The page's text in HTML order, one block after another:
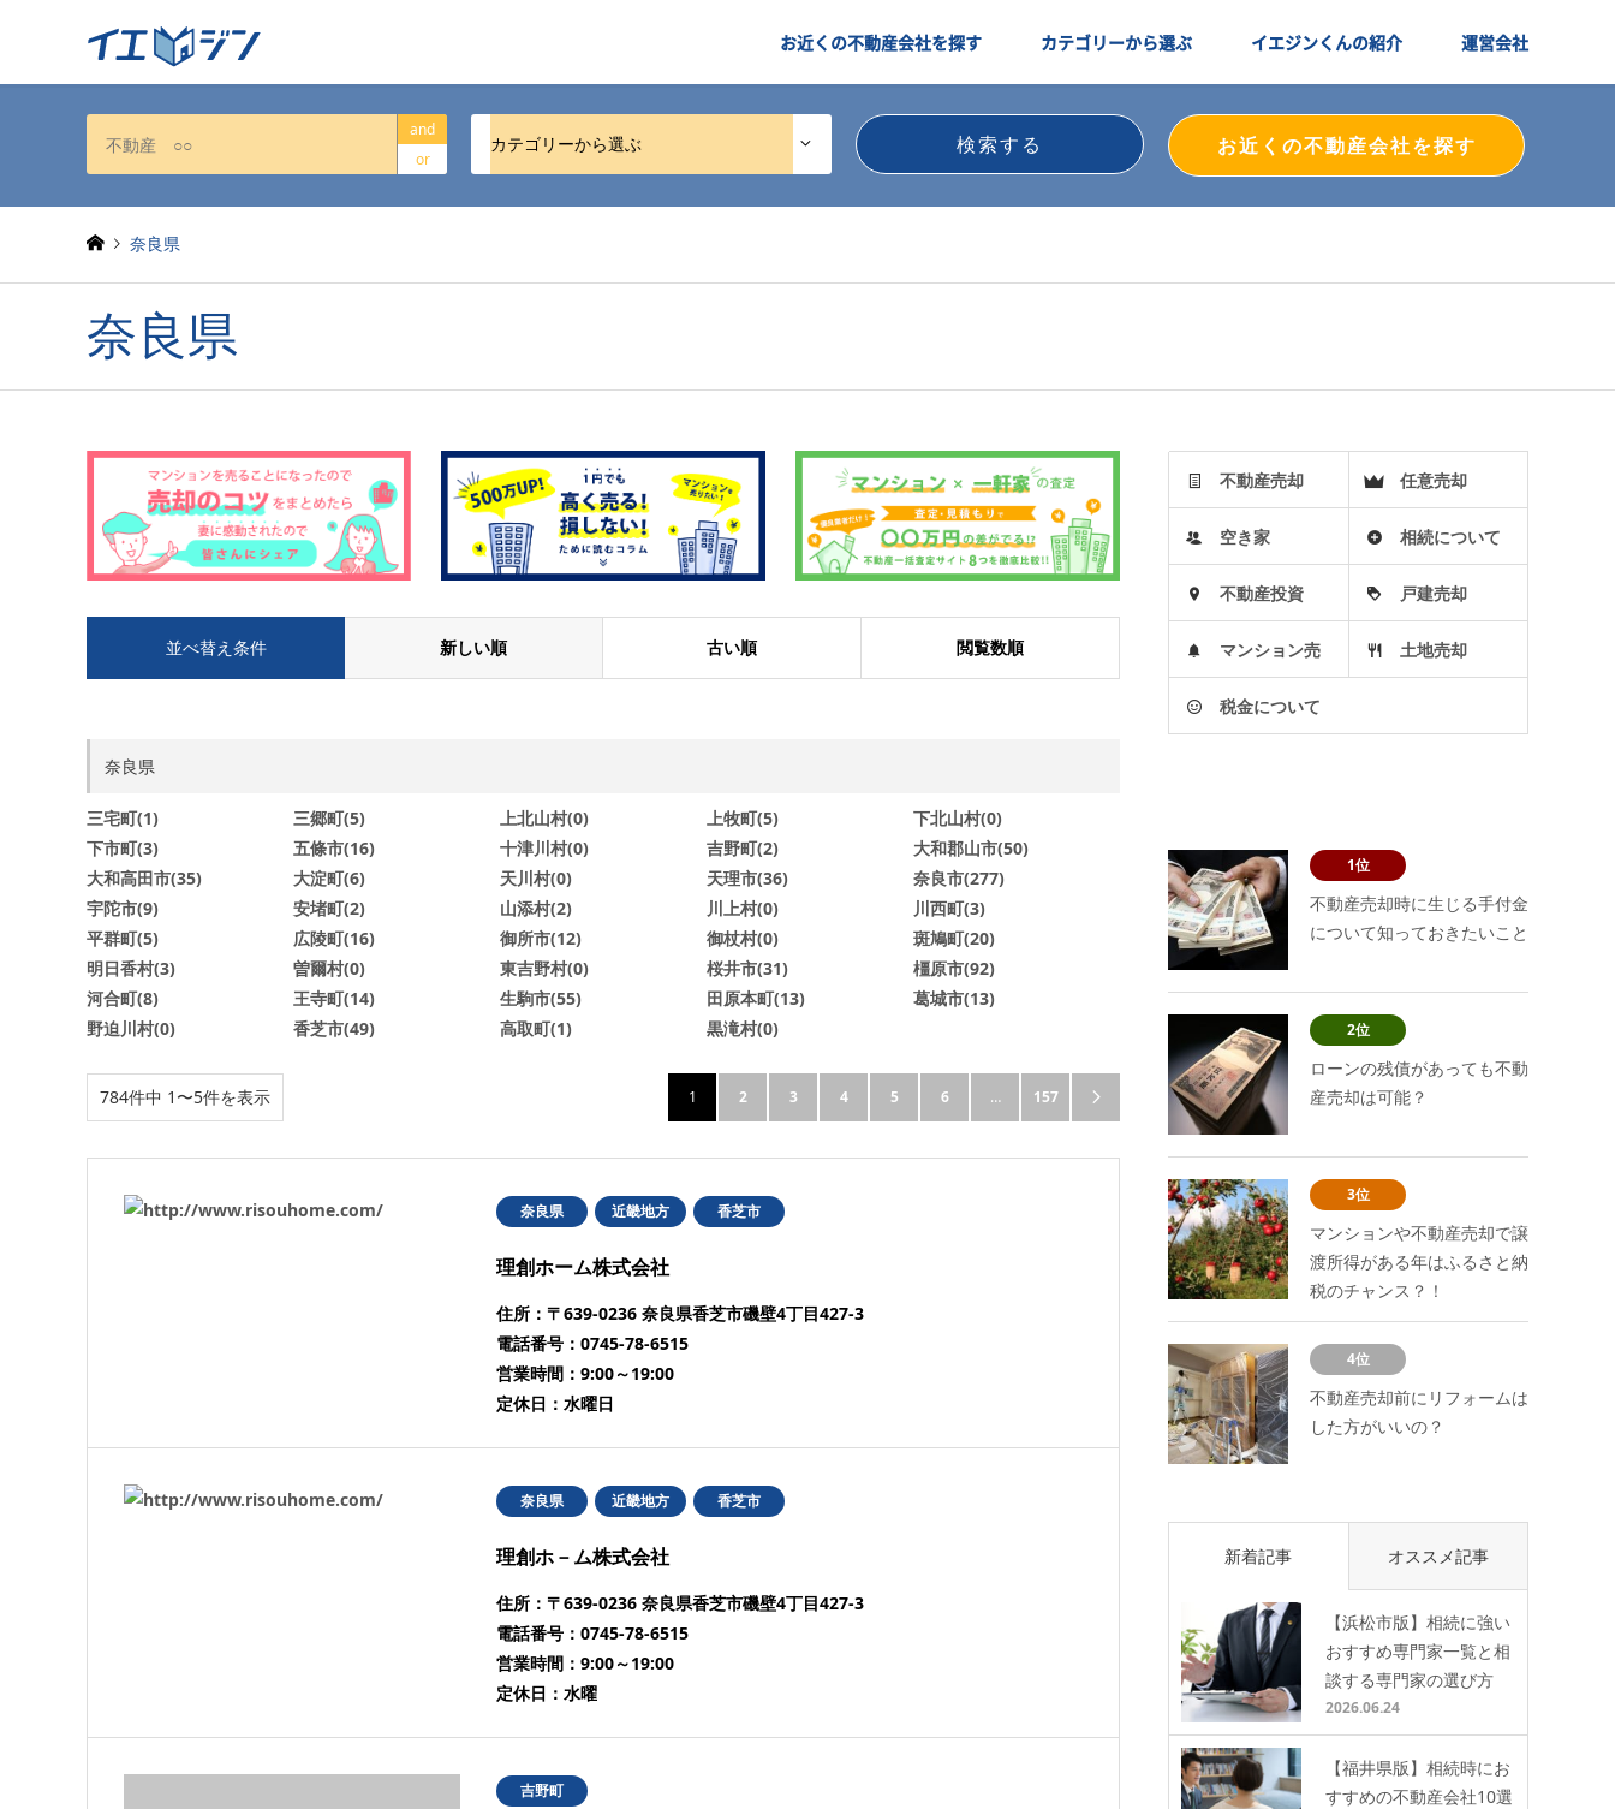
お近くの不動産会社を探す カテゴリーから選ぶ イエジンくんの紹介 運営会社
and
or
カテゴリーから選ぶ お近くの不動産会社を探す
奈良県
奈良県
並べ替え条件 新しい順 古い順 閲覧数順
奈良県
三宅町(1) 三郷町(5) 上北山村(0) 上牧町(5)
下北山村(0)
下市町(3)
五條市(16) 十津川村(0) 吉野町(2)
大和郡山市(50)
大和高田市(35)
大淀町(6) 天川村(0) 天理市(36)
奈良市(277)
宇陀市(9)
安堵町(2) 山添村(2) 川上村(0)
川西町(3)
平群町(5)
広陵町(16) 御所市(12) 御杖村(0)
斑鳩町(20)
明日香村(3)
曽爾村(0) 東吉野村(0) 桜井市(31)
橿原市(92)
河合町(8)
王寺町(14) 生駒市(55) 田原本町(13)
葛城市(13)
野迫川村(0)
香芝市(49) 高取町(1) 黒滝村(0)
784件中 1〜5件を表示 1 2 3 4 5 6 … 157 
奈良県 近畿地方 香芝市
理創ホーム株式会社
住所：〒639-0236 奈良県香芝市磯壁4丁目427-3
電話番号：0745-78-6515
営業時間：9:00～19:00
定休日：水曜日
奈良県 近畿地方 香芝市
理創ホ－ム株式会社
住所：〒639-0236 奈良県香芝市磯壁4丁目427-3
電話番号：0745-78-6515
営業時間：9:00～19:00
定休日：水曜
吉野町
不動産売却 任意売却
空き家 相続について
不動産投資 戸建売却
マンション売
却
土地売却
税金について
1位
不動産売却時に生じる手付金
について知っておきたいこと
2位
ローンの残債があっても不動
産売却は可能？
3位
マンションや不動産売却で譲
渡所得がある年はふるさと納
税のチャンス？！
4位
不動産売却前にリフォームは
した方がいいの？
新着記事 オススメ記事
【浜松市版】相続に強い
おすすめ専門家一覧と相
談する専門家の選び方
2026.06.24
【福井県版】相続時にお
すすめの不動産会社10選